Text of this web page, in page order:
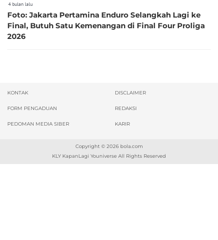
4 bulan lalu
Foto: Jakarta Pertamina Enduro Selangkah Lagi ke
Final, Butuh Satu Kemenangan di Final Four Proliga
2026
KONTAK DISCLAIMER
FORM PENGADUAN REDAKSI
PEDOMAN MEDIA SIBER KARIR
Copyright © 2026 bola.com
KLY KapanLagi Youniverse All Rights Reserved